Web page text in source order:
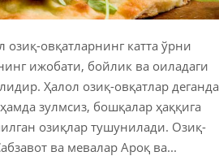
овқатларнинг катта ўрни
ижобати, бойлик ва оиладаги
Ҳалол озиқ-овқатлар деганда
зулмсиз, бошқалар ҳаққига
озиқлар тушунилади. Озиқ-
ва мевалар Ароқ ва...